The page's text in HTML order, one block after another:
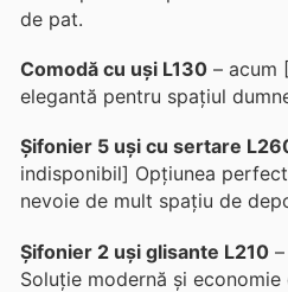
de pat.
Comodă cu uși L130 – acum
elegantă pentru spațiul
Șifonier 5 uși cu sertare
indisponibil] Opțiunea
nevoie de mult spațiu de
Șifonier 2 uși glisante L210
Soluție modernă și economie